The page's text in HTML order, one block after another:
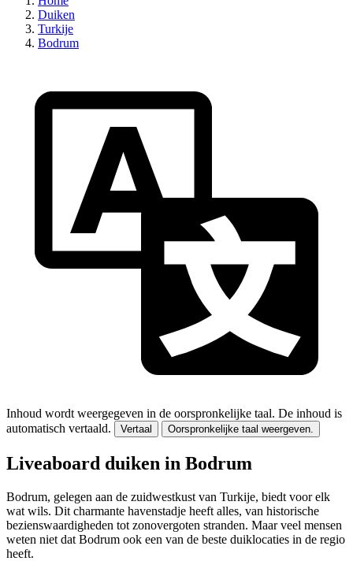
Duiken
Turkije
Bodrum
Inhoud wordt weergegeven in de oorspronkelijke taal. De inhoud is
automatisch vertaald.
Vertaal Oorspronkelijke taal weergeven.
Liveaboard duiken in Bodrum
Bodrum, gelegen aan de zuidwestkust van Turkije, biedt voor elk
wat wils. Dit charmante havenstadje heeft alles, van historische
bezienswaardigheden tot zonovergoten stranden. Maar veel mensen
weten niet dat Bodrum ook een van de beste duiklocaties in de regio
heeft.